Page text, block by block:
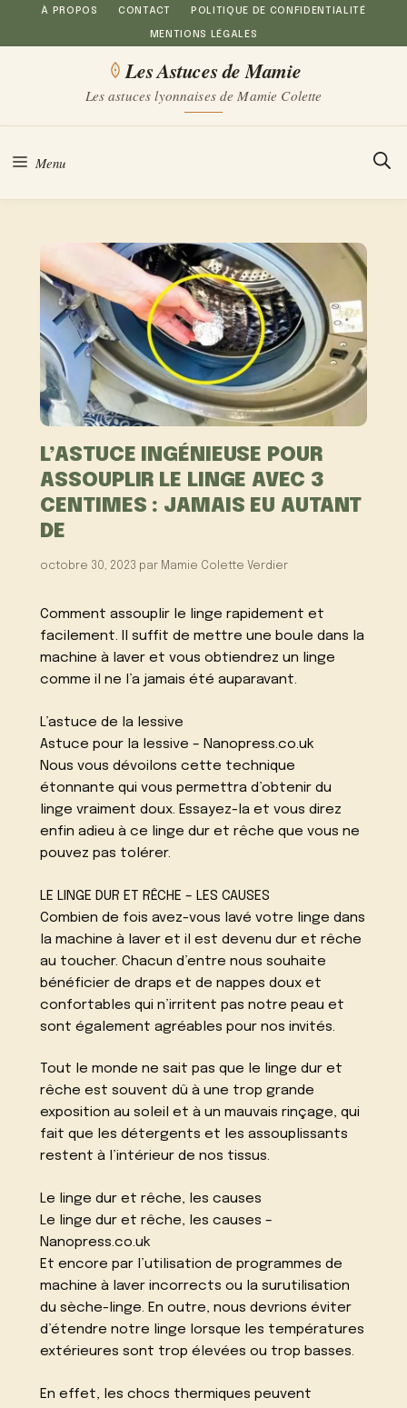
Aller
au
À PROPOS CONTACT POLITIQUE DE CONFIDENTIALITÉ
MENTIONS LÉGALES
Les Astuces de Mamie
Les astuces lyonnaises de Mamie Colette
Menu
L’ASTUCE INGÉNIEUSE POUR
ASSOUPLIR LE LINGE AVEC 3
CENTIMES : JAMAIS EU AUTANT
DE
octobre 30, 2023 par Mamie Colette Verdier
Comment assouplir le linge rapidement et
facilement. Il suffit de mettre une boule dans la
machine à laver et vous obtiendrez un linge
comme il ne l’a jamais été auparavant.
L’astuce de la lessive
Astuce pour la lessive – Nanopress.co.uk
Nous vous dévoilons cette technique
étonnante qui vous permettra d’obtenir du
linge vraiment doux. Essayez-la et vous direz
enfin adieu à ce linge dur et rêche que vous ne
pouvez pas tolérer.
LE LINGE DUR ET RÊCHE – LES CAUSES
Combien de fois avez-vous lavé votre linge dans
la machine à laver et il est devenu dur et rêche
au toucher. Chacun d’entre nous souhaite
bénéficier de draps et de nappes doux et
confortables qui n’irritent pas notre peau et
sont également agréables pour nos invités.
Tout le monde ne sait pas que le linge dur et
rêche est souvent dû à une trop grande
exposition au soleil et à un mauvais rinçage, qui
fait que les détergents et les assouplissants
restent à l’intérieur de nos tissus.
Le linge dur et rêche, les causes
Le linge dur et rêche, les causes –
Nanopress.co.uk
Et encore par l’utilisation de programmes de
machine à laver incorrects ou la surutilisation
du sèche-linge. En outre, nous devrions éviter
d’étendre notre linge lorsque les températures
extérieures sont trop élevées ou trop basses.
En effet, les chocs thermiques peuvent